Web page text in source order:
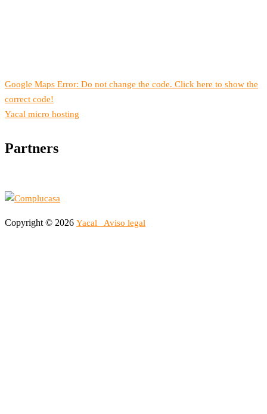
Google Maps Error: Do not change the code. Click here to show the
correct code!
Yacal micro hosting
Partners
Copyright © 2026 Yacal Aviso legal